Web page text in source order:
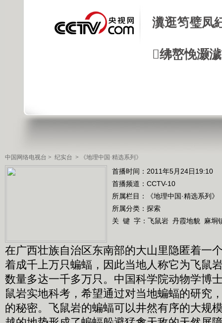
瀵逛笉璧凤
绋嶅悗灏
中国网络电视台 > 纪实台 > 《地理中国·精选系列》
首播时间：2011年5月24日19:10
首播频道： CCTV-10
所属栏目：
《地理中国·精选系列》
所属分类：探索
关 键 字： 飞鼠岩 丹霞地貌 麻垌
在广西壮族自治区东南部的大山里隐匿着一
着成千上万只蝙蝠，因此当地人称它为飞鼠
数量多达一千多万只。中国科学院动物学博
鼠岩实地科考，希望通过对当地蝙蝠的研究
的秘密。飞鼠岩的蝙蝠可以井然有序的大规